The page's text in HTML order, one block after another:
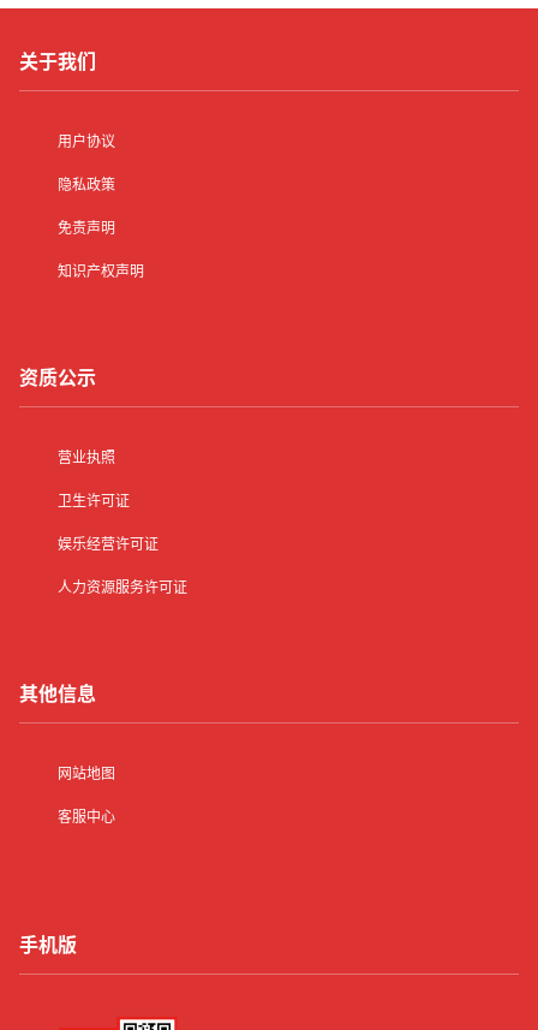
关于我们
用户协议
隐私政策
免责声明
知识产权声明
资质公示
营业执照
卫生许可证
娱乐经营许可证
人力资源服务许可证
其他信息
网站地图
客服中心
手机版